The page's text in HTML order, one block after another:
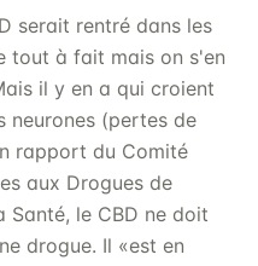
serait rentré dans les
tout à fait mais on s'en
il y en a qui croient
neurones (pertes de
rapport du Comité
aux Drogues de
Santé, le CBD ne doit
drogue. Il «est en